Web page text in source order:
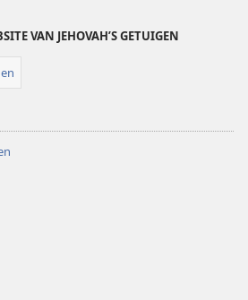
VAN JEHOVAH’S GETUIGEN